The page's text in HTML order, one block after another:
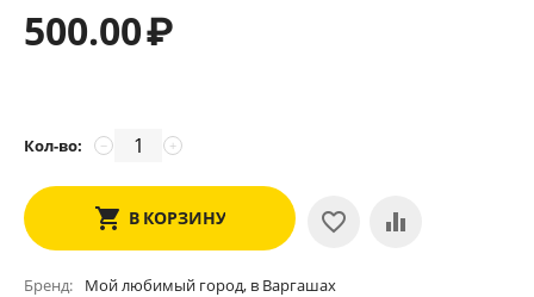
500.00₽
Кол-во: +
−
В КОРЗИНУ
Бренд Мой любимый город, в Варгашах